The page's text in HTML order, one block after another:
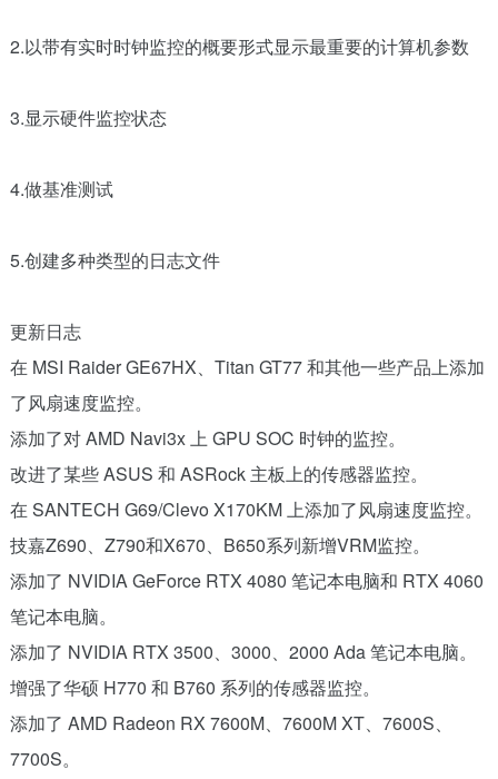
2.以带有实时时钟监控的概要形式显示最重要的计算机参数
3.显示硬件监控状态
4.做基准测试
5.创建多种类型的日志文件
更新日志
在 MSI Raider GE67HX、Titan GT77 和其他一些产品上添加
了风扇速度监控。
添加了对 AMD Navi3x 上 GPU SOC 时钟的监控。
改进了某些 ASUS 和 ASRock 主板上的传感器监控。
在 SANTECH G69/Clevo X170KM 上添加了风扇速度监控。
技嘉Z690、Z790和X670、B650系列新增VRM监控。
添加了 NVIDIA GeForce RTX 4080 笔记本电脑和 RTX 4060
笔记本电脑。
添加了 NVIDIA RTX 3500、3000、2000 Ada 笔记本电脑。
增强了华硕 H770 和 B760 系列的传感器监控。
添加了 AMD Radeon RX 7600M、7600M XT、7600S、
7700S。